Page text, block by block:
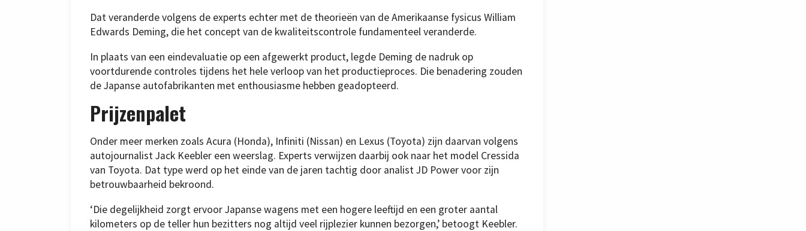
Dat veranderde volgens de experts echter met de theorieën van de Amerikaanse fysicus William
Edwards Deming, die het concept van de kwaliteitscontrole fundamenteel veranderde.
In plaats van een eindevaluatie op een afgewerkt product, legde Deming de nadruk op
voortdurende controles tijdens het hele verloop van het productieproces. Die benadering zouden
de Japanse autofabrikanten met enthousiasme hebben geadopteerd.
Prijzenpalet
Onder meer merken zoals Acura (Honda), Infiniti (Nissan) en Lexus (Toyota) zijn daarvan volgens
autojournalist Jack Keebler een weerslag. Experts verwijzen daarbij ook naar het model Cressida
van Toyota. Dat type werd op het einde van de jaren tachtig door analist JD Power voor zijn
betrouwbaarheid bekroond.
‘Die degelijkheid zorgt ervoor Japanse wagens met een hogere leeftijd en een groter aantal
kilometers op de teller hun bezitters nog altijd veel rijplezier kunnen bezorgen,’ betoogt Keebler.